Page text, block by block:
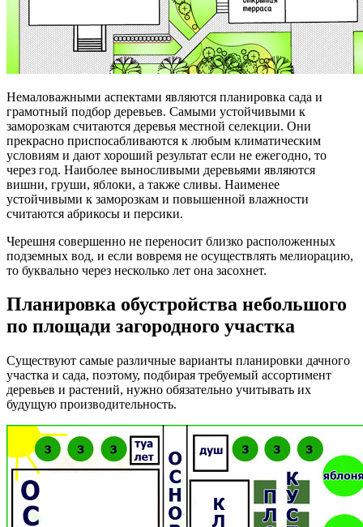
Немаловажными аспектами являются планировка сада и
грамотный подбор деревьев. Самыми устойчивыми к
заморозкам считаются деревья местной селекции. Они
прекрасно приспосабливаются к любым климатическим
условиям и дают хороший результат если не ежегодно, то
через год. Наиболее выносливыми деревьями являются
вишни, груши, яблоки, а также сливы. Наименее
устойчивыми к заморозкам и повышенной влажности
считаются абрикосы и персики.
Черешня совершенно не переносит близко расположенных
подземных вод, и если вовремя не осуществлять мелиорацию,
то буквально через несколько лет она засохнет.
Планировка обустройства небольшого
по площади загородного участка
Существуют самые различные варианты планировки дачного
участка и сада, поэтому, подбирая требуемый ассортимент
деревьев и растений, нужно обязательно учитывать их
будущую производительность.